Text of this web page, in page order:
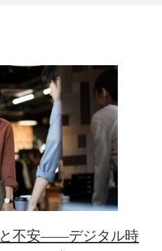
不安――デジタル時